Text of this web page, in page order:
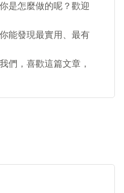
是怎麼做的呢？歡迎
能發現最實用、最有
們，喜歡這篇文章，